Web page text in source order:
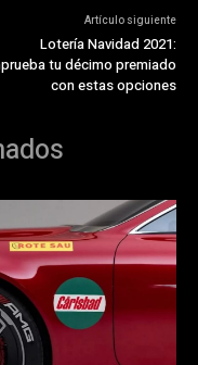
Artículo siguiente
Lotería Navidad 2021:
tu décimo premiado
con estas opciones